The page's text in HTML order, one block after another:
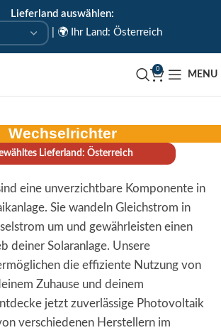
Lieferland auswählen:
🌍 Ihr Land: Österreich
0
MENU
Wechselrichter
Lieferland: Österreich
eine unverzichtbare Komponente in
Sie wandeln Gleichstrom in
um und gewährleisten einen
deiner Solaranlage. Unsere
die effiziente Nutzung von
Zuhause und deinem
jetzt zuverlässige Photovoltaik
verschiedenen Herstellern im
ABHOLUNG IN UNSEREM ABHOLLAGER
Uderns/Zillertal/Tirol